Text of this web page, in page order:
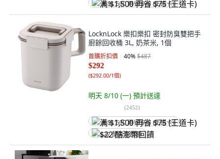
满 $1,500 再省 $75 (王道卡)
LocknLock 樂扣樂扣 密封防臭雙把手
廚餘回收桶 3L, 奶茶米, 1個
首購折扣價 40%$487
$292
($292.00/1個)
明天 8/10 (一) 預計送達
(2452)
满 $1,500 再省 $75 (王道卡)
$22 酷澎幣回饋